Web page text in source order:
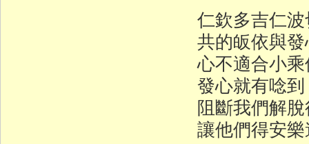
仁欽多吉仁
共的皈依與
心不適合小
發心就有唸
阻斷我們解
讓他們得安